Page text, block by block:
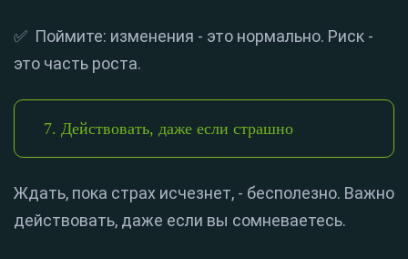
✅ Поймите: изменения - это нормально. Риск -
это часть роста.
7. Действовать, даже если страшно
Ждать, пока страх исчезнет, - бесполезно. Важно
действовать, даже если вы сомневаетесь.